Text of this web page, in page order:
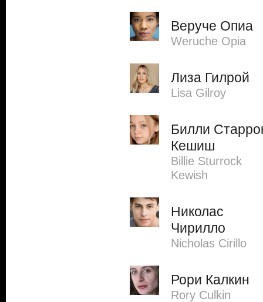
Веруче Опиа
Weruche Opia
Лиза Гилрой
Lisa Gilroy
Билли
Кешиш
Billie Sturrock
Kewish
Николас
Чирилло
Nicholas Cirillo
Рори Калкин
Rory Culkin